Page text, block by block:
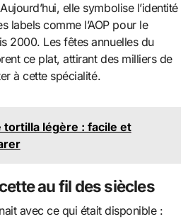
elle symbolise l’identité
labels comme l’AOP pour le
2000. Les fêtes annuelles du
ce plat, attirant des milliers de
à cette spécialité.
tortilla légère : facile et
au fil des siècles
avec ce qui était disponible :